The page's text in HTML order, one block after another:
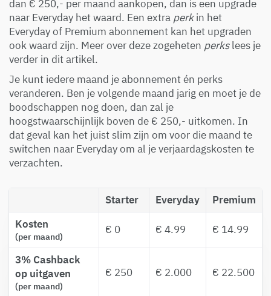
dan € 250,- per maand aankopen, dan is een upgrade
naar Everyday het waard. Een extra perkin het
Everyday of Premium abonnement kan het upgraden
ook waard zijn. Meer over deze zogeheten perkslees je
verder in dit artikel.
Je kunt iedere maand je abonnement én perks
veranderen. Ben je volgende maand jarig en moet je de
boodschappen nog doen, dan zal je
hoogstwaarschijnlijk boven de € 250,- uitkomen. In
dat geval kan het juist slim zijn om voor die maand te
switchen naar Everyday om al je verjaardagskosten te
verzachten.
Starter Everyday
Premium
Kosten
(per maand)
€ 0 € 4.99 € 14.99
3% Cashback
op uitgaven
(per maand)
€ 250 € 2.000 € 22.500